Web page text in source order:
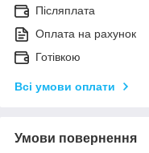
Післяплата
Оплата на рахунок
Готівкою
Всі умови оплати
Умови повернення